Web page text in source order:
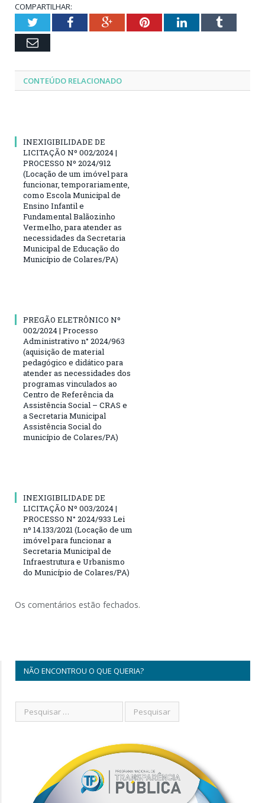
COMPARTILHAR:
TwitterFacebookGoogle+PinterestLinkedInTumblr
Email
CONTEÚDO RELACIONADO
INEXIGIBILIDADE DE
LICITAÇÃO Nº 002/2024 |
PROCESSO Nº 2024/912
(Locação de um imóvel para
funcionar, temporariamente,
como Escola Municipal de
Ensino Infantil e
Fundamental Balãozinho
Vermelho, para atender as
necessidades da Secretaria
Municipal de Educação do
Município de Colares/PA)
PREGÃO ELETRÔNICO Nº
002/2024 | Processo
Administrativo n° 2024/963
(aquisição de material
pedagógico e didático para
atender as necessidades dos
programas vinculados ao
Centro de Referência da
Assistência Social – CRAS e
a Secretaria Municipal
Assistência Social do
município de Colares/PA)
INEXIGIBILIDADE DE
LICITAÇÃO Nº 003/2024 |
PROCESSO N° 2024/933 Lei
nº 14.133/2021 (Locação de um
imóvel para funcionar a
Secretaria Municipal de
Infraestrutura e Urbanismo
do Município de Colares/PA)
Os comentários estão fechados.
NÃO ENCONTROU O QUE QUERIA?